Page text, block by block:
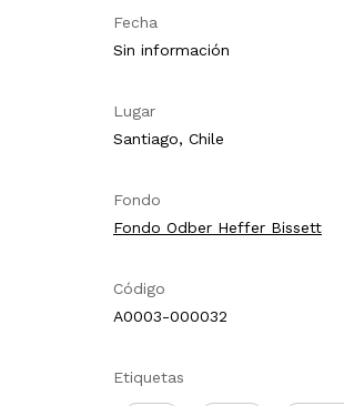
Fecha
Sin información
Lugar
Santiago, Chile
Fondo
Fondo Odber Heffer Bissett
Código
A0003-000032
Etiquetas